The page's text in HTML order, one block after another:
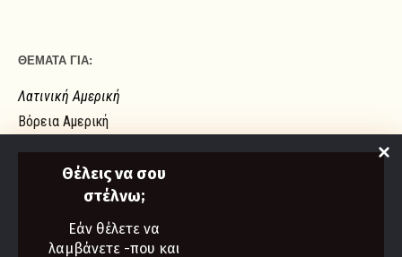
Θέλεις να σου
στέλνω;
Εάν θέλετε να
λαμβάνετε -που και
ΘΕΜΑΤΑ ΓΙΑ:
Λατινική Αμερική
Βόρεια Αμερική